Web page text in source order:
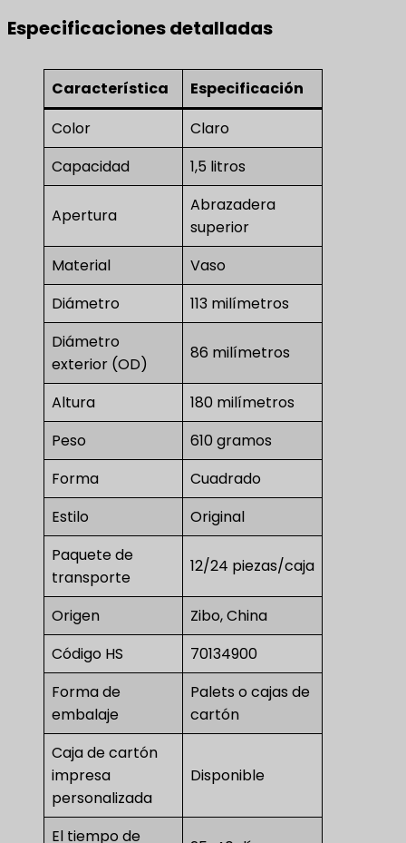
Especificaciones detalladas
Característica
Especificación
Color
Claro
Capacidad
1,5 litros
Apertura
Abrazadera
superior
Material
Vaso
Diámetro
113 milímetros
Diámetro
exterior (OD)
86 milímetros
Altura
180 milímetros
Peso
610 gramos
Forma
Cuadrado
Estilo
Original
Paquete de
transporte
12/24 piezas/caja
Origen
Zibo, China
Código HS
70134900
Forma de
embalaje
Palets o cajas de
cartón
Caja de cartón
impresa
personalizada
Disponible
El tiempo de